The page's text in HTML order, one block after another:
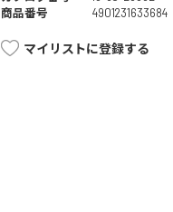
商品番号
4901231633684
マイリストに登録する